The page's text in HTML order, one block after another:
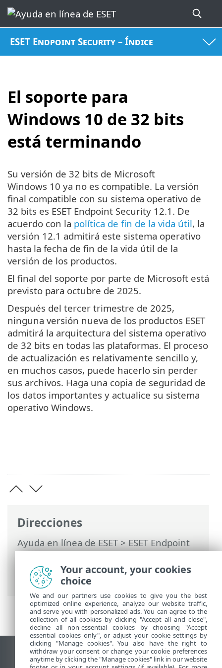
ESET Endpoint Security – Índice
El soporte para
Windows 10 de 32 bits
está terminando
Direcciones
Ayuda en línea de ESET>ESET Endpoint
Security>Especificaciones >Requisitos
del sistema> El soporte para Windows 10
de 32 bits está terminando
Su versión de 32 bits de Microsoft
Windows 10 ya no es compatible. La versión
final compatible con su sistema operativo de
32 bits es ESET Endpoint Security 12.1. De
acuerdo con la política de fin de la vida útil, la
versión 12.1 admitirá este sistema operativo
hasta la fecha de fin de la vida útil de la
versión de los productos.
El final del soporte por parte de Microsoft está
previsto para octubre de 2025.
Después del tercer trimestre de 2025,
ninguna versión nueva de los productos ESET
admitirá la arquitectura del sistema operativo
de 32 bits en todas las plataformas. El proceso
de actualización es relativamente sencillo y,
en muchos casos, puede hacerlo sin perder
sus archivos. Haga una copia de seguridad de
los datos importantes y actualice su sistema
operativo Windows.
Ver sitio para ordenador
Your account, your cookies
choice
We and our partners use cookies to give you the best
optimized online experience, analyze our website traffic,
and serve you with personalized ads. You can agree to the
collection of all cookies by clicking "Accept all and close",
decline all non-essential cookies by choosing "Accept
essential cookies only", or adjust your cookie settings by
clicking "Manage cookies". You also have the right to
withdraw your consent or change your cookie preferences
anytime by clicking the "Manage cookies" link in our website